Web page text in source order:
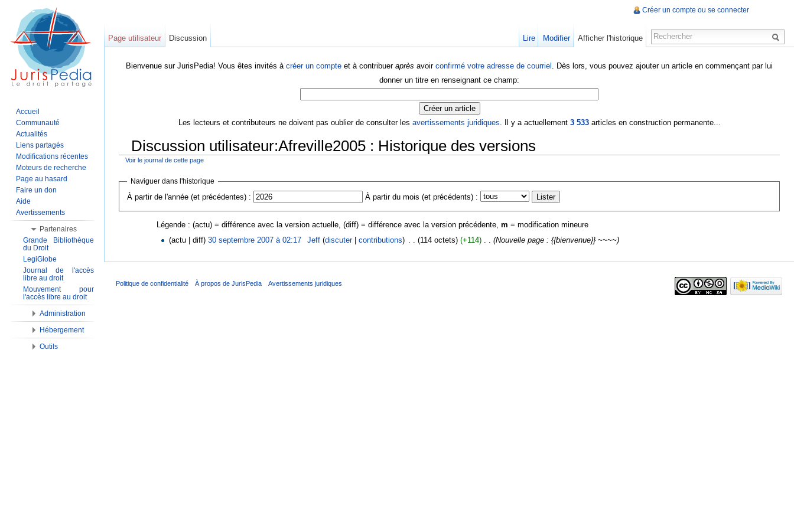
Bienvenue sur JurisPedia! Vous êtes invités à créer un compte et à contribuer après avoir confirmé votre adresse de courriel . Dès lors, vous pouvez ajouter un article en commençant par lui
donner un titre en renseignant ce champ:
Les lecteurs et contributeurs ne doivent pas oublier de consulter les avertissements juridiques. Il y a actuellement 3 533articles en construction permanente...
Discussion utilisateur:Afreville2005 : Historique des versions
Voir le journal de cette page
Naviguer dans l'historique
À partir de l'année (et précédentes) : À partir du mois (et précédents) :
Légende : (actu) = différence avec la version actuelle, (diff) = différence avec la version précédente, m = modification mineure
(actu | diff) 30 septembre 2007 à 02:17 Jeff (discuter| contributions) . . (114 octets) (+114) . . (Nouvelle page : {{bienvenue}} ~~~~)
Créer un compte ou se connecter
Page utilisateur Discussion Lire Modifier Afficher l'historique
Accueil
Communauté
Actualités
Liens partagés
Modifications récentes
Moteurs de recherche
Page au hasard
Faire un don
Aide
Avertissements
Partenaires
Grande Bibliothèque
du Droit
LegiGlobe
Journal de l'accès
libre au droit
Mouvement pour
l'accès libre au droit
Administration
Hébergement
Outils
Politique de confidentialité À propos de JurisPedia Avertissements juridiques